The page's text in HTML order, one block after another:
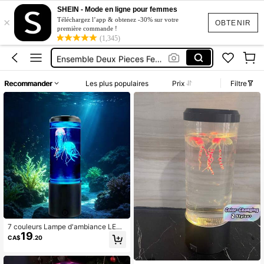
OBTENIR
×
SHEIN - Mode en ligne pour femmes
Téléchargez l’app & obtenez -30% sur votre
première commande !
(1,345)
Robe Femme été
Lampes Chambre
Squishy
Ensemble Deux Pieces Femme Chic
Robe Femme été
Lampes Chambre
Recommander Les plus populaires Prix Filtre
7 couleurs Lampe d'ambiance LED
en forme de méduse, Lampe de nuit
pour aquarium en forme de méduse,
aison, de la chambre à coucher et d
CA$19.20